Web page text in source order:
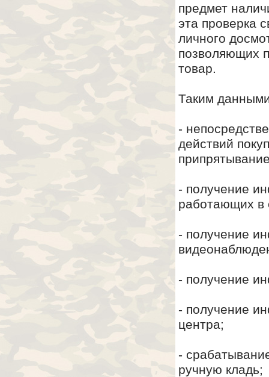
предмет
эта проверка
личного
позволяющих
товар.
Таким
-
действий
- получение
работающих в
- получение
- получение
- получение
центра;
-
ручную кладь;